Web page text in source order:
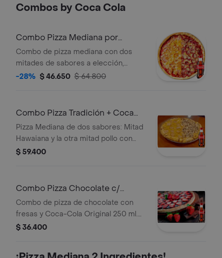
Combos by Coca Cola
Combo Pizza Mediana por
Mitades +Cocacola Orig 250ML
Combo de pizza mediana con dos
mitades de sabores a elección,
acompañado de una Coca-Cola
-28% $ 46.650 $ 64.800
Combo Pizza Tradición + Coca
Cola Original 250ML
Pizza Mediana de dos sabores: Mitad
Hawaiana y la otra mitad pollo con
champiñones. + Gaseosa
$ 59.400
Combo Pizza Chocolate c/
Fresas +Cocacola Orig 250ML
Combo de pizza de chocolate con
fresas y Coca-Cola Original 250 ml.
Incluye masa madre, nutella, fresas y
$ 36.400